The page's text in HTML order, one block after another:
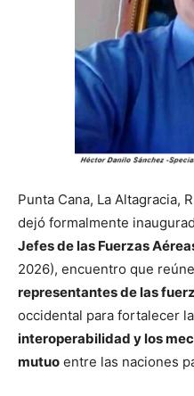
Punta Cana, La Altagracia,
dejó formalmente
Jefes de las Fuerzas
2026), encuentro que
representantes de las
occidental para fortalecer la
interoperabilidad y los
mutuo entre las naciones